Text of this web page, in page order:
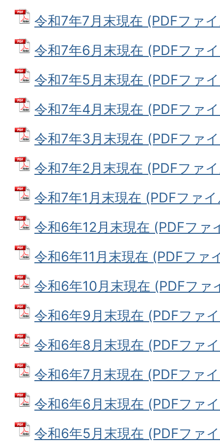
令和7年7月末現在 (PDFファ
令和7年6月末現在 (PDFファ
令和7年5月末現在 (PDFファ
令和7年4月末現在 (PDFファ
令和7年3月末現在 (PDFファ
令和7年2月末現在 (PDFファ
令和7年1月末現在 (PDFファ
令和6年12月末現在 (PDFファ
令和6年11月末現在 (PDFファ
令和6年10月末現在 (PDFファ
令和6年9月末現在 (PDFファ
令和6年8月末現在 (PDFファ
令和6年7月末現在 (PDFファ
令和6年6月末現在 (PDFファ
令和6年5月末現在 (PDFファ